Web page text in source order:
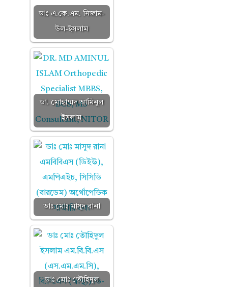
ডাঃ এ.কে.এম. নিজাম-
উল-ইসলাম
ডা. মোহাম্মদ আমিনুল
ইসলাম
ডাঃ মোঃ মাসুদ রানা
ডাঃ মোঃ তৌহিদুল